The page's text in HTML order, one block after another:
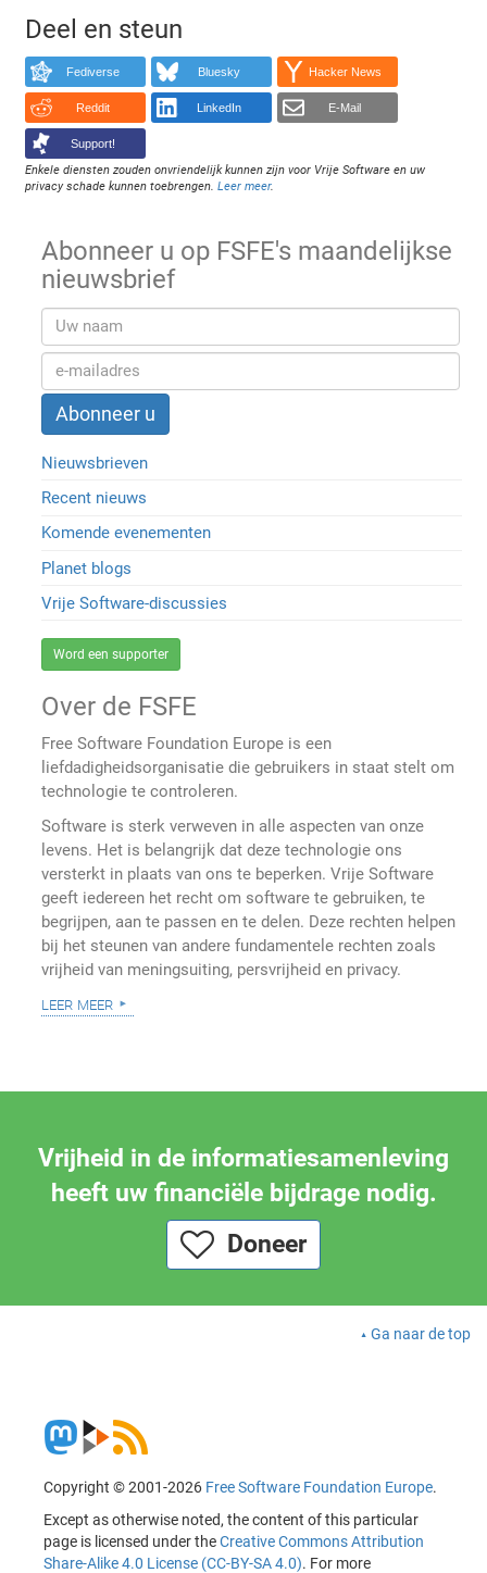
Deel en steun
Fediverse Bluesky Hacker News
Reddit LinkedIn E-Mail
Support!
Enkele diensten zouden onvriendelijk kunnen zijn voor Vrije Software en uw
privacy schade kunnen toebrengen.Leer meer.
Abonneer u op FSFE's maandelijkse
nieuwsbrief
Nieuwsbrieven
Recent nieuws
Komende evenementen
Planet blogs
Vrije Software-discussies
Word een supporter
Over de FSFE
Free Software Foundation Europe is een
liefdadigheidsorganisatie die gebruikers in staat stelt om
technologie te controleren.
Software is sterk verweven in alle aspecten van onze
levens. Het is belangrijk dat deze technologie ons
versterkt in plaats van ons te beperken. Vrije Software
geeft iedereen het recht om software te gebruiken, te
begrijpen, aan te passen en te delen. Deze rechten helpen
bij het steunen van andere fundamentele rechten zoals
vrijheid van meningsuiting, persvrijheid en privacy.
leer meer
Vrijheid in de informatiesamenleving
heeft uw financiële bijdrage nodig.
Doneer
Ga naar de top
Copyright © 2001-2026 Free Software Foundation Europe.
Except as otherwise noted, the content of this particular
page is licensed under theCreative Commons Attribution
Share-Alike 4.0 License (CC-BY-SA 4.0). For more